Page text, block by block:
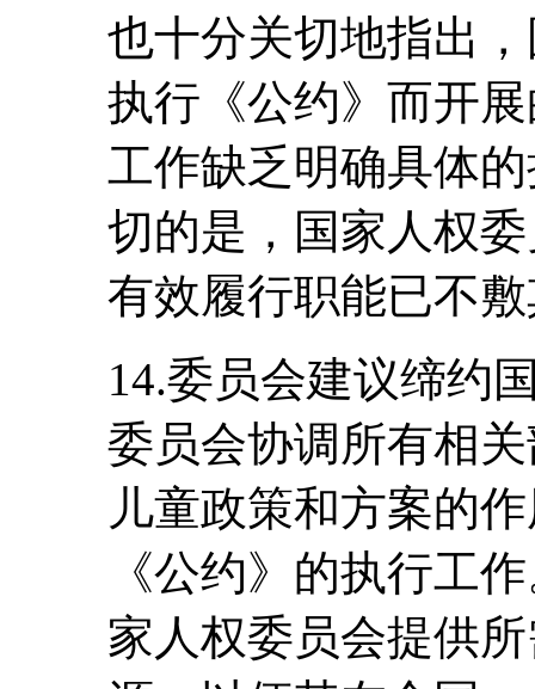
也十分关切地指出
执行《公约》而开
工作缺乏明确具体
切的是，国家人权
有效履行职能已不
14.委员会建议缔约
委员会协调所有相
儿童政策和方案的
《公约》的执行工
家人权委员会提供